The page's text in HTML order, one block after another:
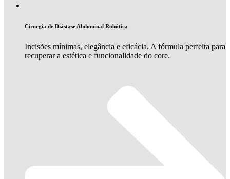
Cirurgia de Diástase Abdominal Robótica
Incisões mínimas, elegância e eficácia. A fórmula perfeita para
recuperar a estética e funcionalidade do core.